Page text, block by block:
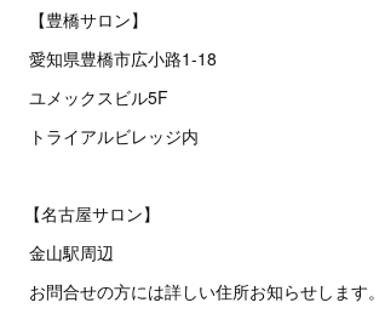
【豊橋サロン】
愛知県豊橋市広小路1-18
ユメックスビル5F
トライアルビレッジ内
【名古屋サロン】
金山駅周辺
お問合せの方には詳しい住所お知らせします。